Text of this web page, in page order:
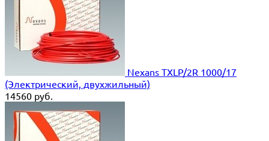
Nexans TXLP/2R 1000/17
(Электрический, двухжильный)
14560 руб.